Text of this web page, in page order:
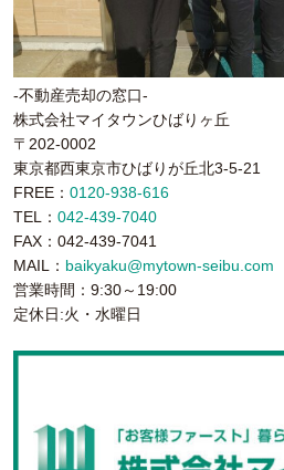
-不動産売却の窓口-
株式会社マイタウンひばりヶ丘
〒202-0002
東京都西東京市ひばりが丘北3-5-21
FREE： 0120-938-616
TEL： 042-439-7040
FAX：042-439-7041
MAIL： baikyaku@mytown-seibu.com
営業時間：9:30～19:00
定休日:火・水曜日